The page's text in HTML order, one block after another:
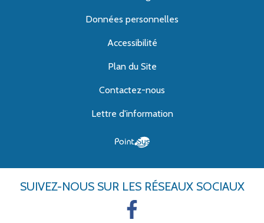
Données personnelles
Accessibilité
Plan du Site
Contactez-nous
Lettre d'information
SUIVEZ-NOUS SUR LES RÉSEAUX SOCIAUX